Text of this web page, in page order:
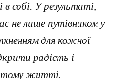
собі. У результаті,
не лише путівником у
для кожної
радість і
житті.